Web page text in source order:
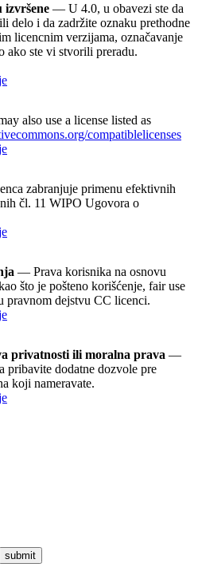
izvršene — U 4.0, u obavezi ste da
delo i da zadržite oznaku prethodne
licencnim verzijama, označavanje
ako ste vi stvorili preradu.
also use a license listed as
compatiblelicenses
zabranjuje primenu efektivnih
čl. 11 WIPO Ugovora o
— Prava korisnika na osnovu
što je pošteno korišćenje, fair use
pravnom dejstvu CC licenci.
privatnosti ili moralna prava —
pribavite dodatne dozvole pre
koji nameravate.
submit